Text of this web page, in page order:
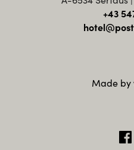
Made by
+43